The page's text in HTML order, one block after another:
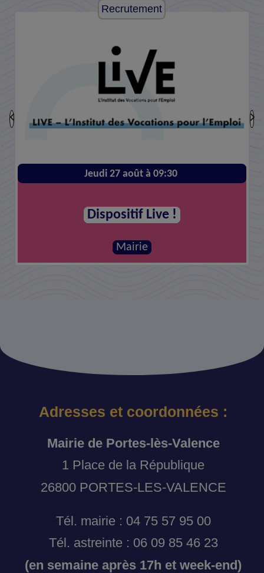
Recrutement
Jeudi 27 août à 09:30
Dispositif Live !
Mairie
Adresses et coordonnées :
Mairie de Portes-lès-Valence
1 Place de la République
26800 PORTES-LES-VALENCE
Tél. mairie : 04 75 57 95 00
Tél. astreinte : 06 09 85 46 23
(en semaine après 17h et week-end)